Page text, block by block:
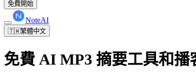
免費開始
NoteAI
🇹🇼繁體中文
免費 AI MP3 摘要工具和播